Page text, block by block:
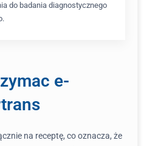
do badania diagnostycznego
e-
na receptę, co oznacza, że